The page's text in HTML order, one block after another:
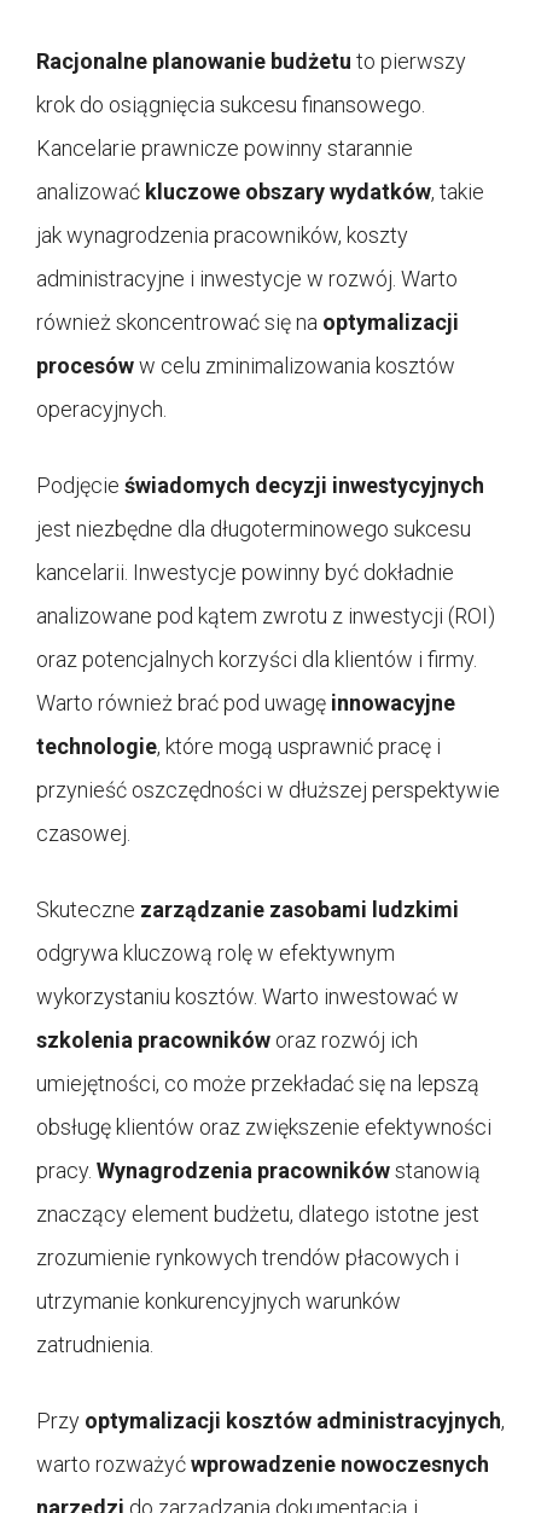
Racjonalne planowanie budżetu to pierwszy
krok do osiągnięcia sukcesu finansowego.
Kancelarie prawnicze powinny starannie
analizować kluczowe obszary wydatków, takie
jak wynagrodzenia pracowników, koszty
administracyjne i inwestycje w rozwój. Warto
również skoncentrować się na optymalizacji
procesóww celu zminimalizowania kosztów
operacyjnych.
Podjęcie świadomych decyzji inwestycyjnych
jest niezbędne dla długoterminowego sukcesu
kancelarii. Inwestycje powinny być dokładnie
analizowane pod kątem zwrotu z inwestycji (ROI)
oraz potencjalnych korzyści dla klientów i firmy.
Warto również brać pod uwagę innowacyjne
technologie, które mogą usprawnić pracę i
przynieść oszczędności w dłuższej perspektywie
czasowej.
Skuteczne zarządzanie zasobami ludzkimi
odgrywa kluczową rolę w efektywnym
wykorzystaniu kosztów. Warto inwestować w
szkolenia pracowników oraz rozwój ich
umiejętności, co może przekładać się na lepszą
obsługę klientów oraz zwiększenie efektywności
pracy. Wynagrodzenia pracownikówstanowią
znaczący element budżetu, dlatego istotne jest
zrozumienie rynkowych trendów płacowych i
utrzymanie konkurencyjnych warunków
zatrudnienia.
Przy optymalizacji kosztów administracyjnych,
warto rozważyćwprowadzenie nowoczesnych